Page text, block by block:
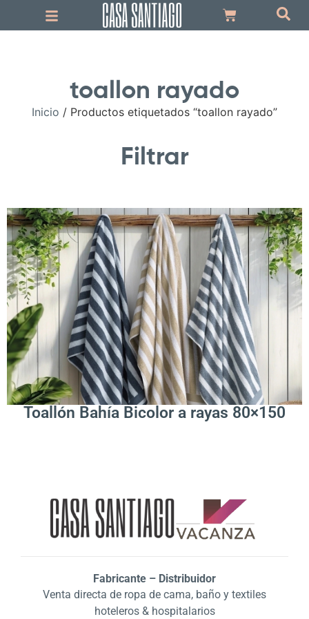
toallon rayado
Inicio / Productos etiquetados “toallon rayado”
Filtrar
.
Leer Más
Toallón Bahía Bicolor a rayas 80×150
Fabricante – Distribuidor
Venta directa de ropa de cama, baño y textiles
hoteleros & hospitalarios